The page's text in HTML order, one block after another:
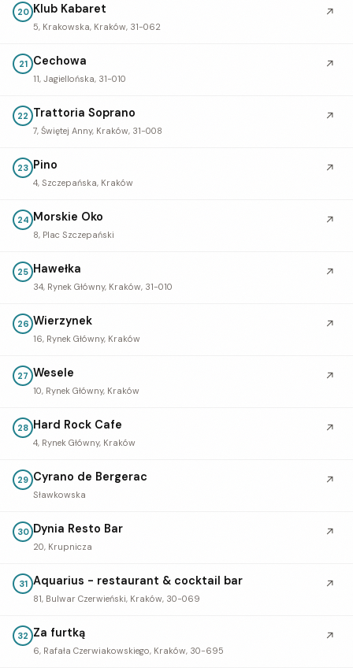
20 Klub Kabaret
5, Krakowska, Kraków, 31-062
↗
21 Cechowa
11, Jagiellońska, 31-010
↗
22 Trattoria Soprano
7, Świętej Anny, Kraków, 31-008
↗
23 Pino
4, Szczepańska, Kraków
↗
24 Morskie Oko
8, Plac Szczepański
↗
25 Hawełka
34, Rynek Główny, Kraków, 31-010
↗
26 Wierzynek
16, Rynek Główny, Kraków
↗
27 Wesele
10, Rynek Główny, Kraków
↗
28 Hard Rock Cafe
4, Rynek Główny, Kraków
↗
29 Cyrano de Bergerac
Sławkowska
↗
30 Dynia Resto Bar
20, Krupnicza
↗
31 Aquarius - restaurant & cocktail bar
81, Bulwar Czerwieński, Kraków, 30-069
↗
32 Za furtką
6, Rafała Czerwiakowskiego, Kraków, 30-695
↗